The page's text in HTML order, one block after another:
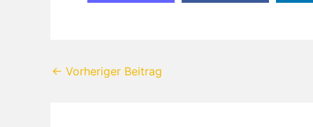
← Vorheriger Beitrag